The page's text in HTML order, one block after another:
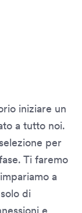
iniziare un
a tutto noi.
per
Ti faremo
a
di
e